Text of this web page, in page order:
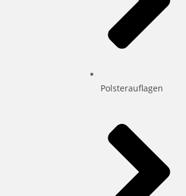
Polsterauflagen